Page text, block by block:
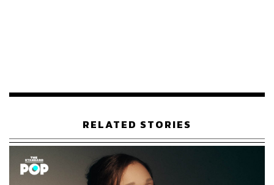
เมื่อเช้ามีผู้ลงทะเบียนสำเร็จประมาณ 160 ท่าน ก่อนที่ระบบ
จะขัดข้อง เนื่องจากมีผู้ใช้บริการจำนวนมากเข้าใช้งานใน
ระบบพร้อมกันและมีการลงทะเบียนซ้ำซ้อน” มีรายงานว่าคน
ไทยและชาวต่างชาติส่วนหนึ่งสามารถลงทะเบียนได้สำเร็จใน
ห้วงเวลาดังกล่าว
RELATED STORIES